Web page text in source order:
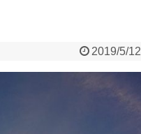
2019/5/12